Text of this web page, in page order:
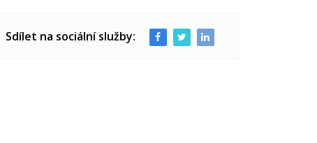
Sdílet na sociální služby: